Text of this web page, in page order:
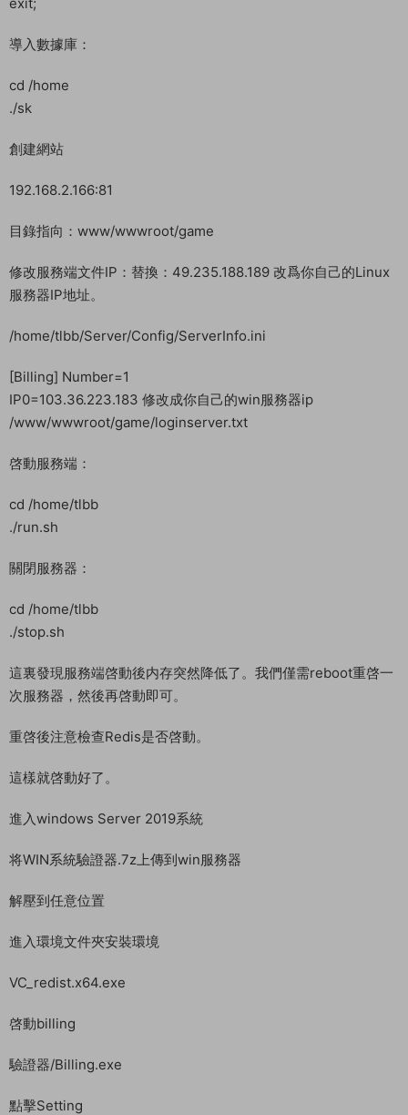
導入數據庫：
cd /home
./sk
創建網站
192.168.2.166:81
目錄指向：www/wwwroot/game
修改服務端文件IP：替換：49.235.188.189 改爲你自己的Linux
服務器IP地址。
/home/tlbb/Server/Config/ServerInfo.ini
[Billing] Number=1
IP0=103.36.223.183 修改成你自己的win服務器ip
/www/wwwroot/game/loginserver.txt
啓動服務端：
cd /home/tlbb
./run.sh
關閉服務器：
cd /home/tlbb
./stop.sh
這裏發現服務端啓動後内存突然降低了。我們僅需reboot重啓一
次服務器，然後再啓動即可。
重啓後注意檢查Redis是否啓動。
這樣就啓動好了。
進入windows Server 2019系統
将WIN系統驗證器.7z上傳到win服務器
解壓到任意位置
進入環境文件夾安裝環境
VC_redist.x64.exe
啓動billing
驗證器/Billing.exe
點擊Setting